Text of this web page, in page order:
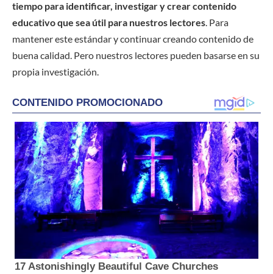
tiempo para identificar, investigar y crear contenido
educativo que sea útil para nuestros lectores. Para
mantener este estándar y continuar creando contenido de
buena calidad. Pero nuestros lectores pueden basarse en su
propia investigación.